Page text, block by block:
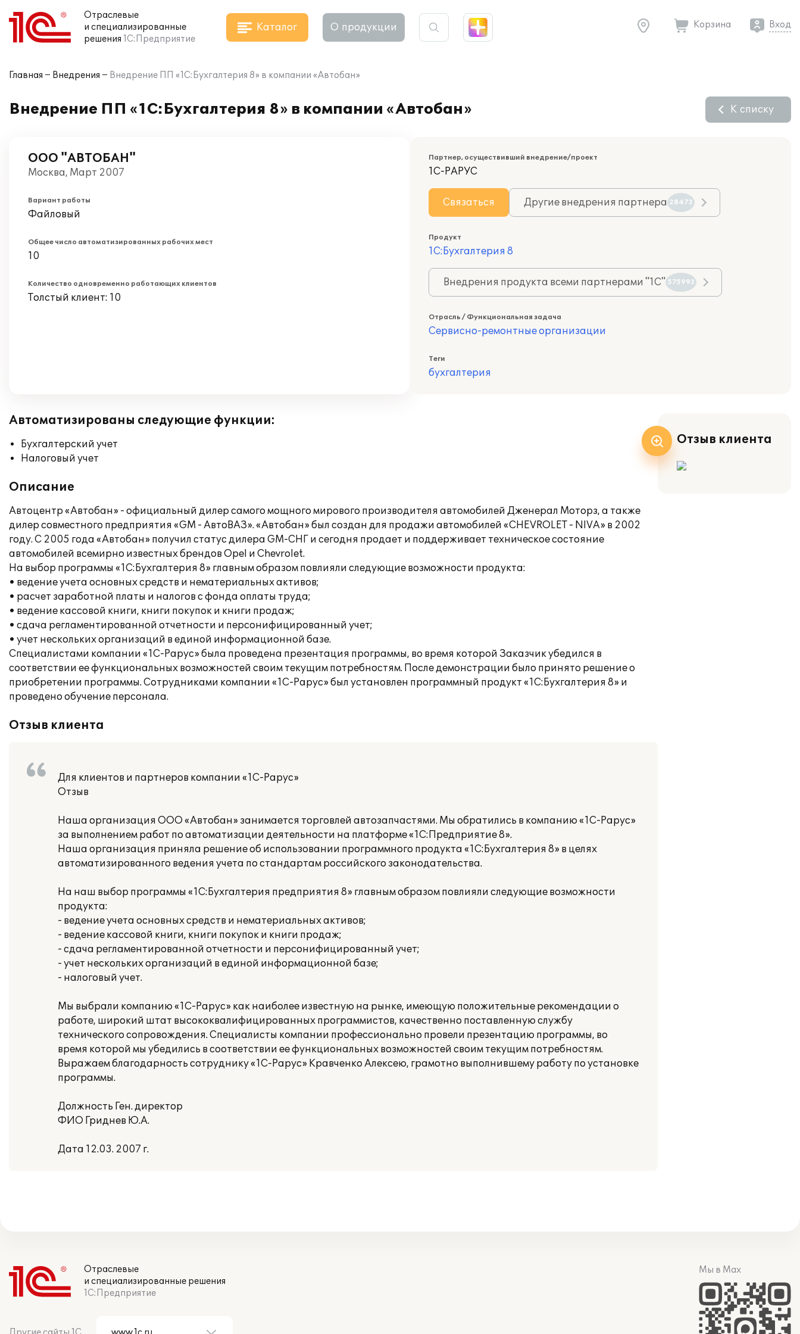
Отраслевые
и специализированные
решения 1С:Предприятие
Каталог О продукции Корзина Вход
Главная Внедрения Внедрение ПП «1С:Бухгалтерия 8» в компании «Автобан»
Внедрение ПП «1С:Бухгалтерия 8» в компании «Автобан» К списку
ООО "АВТОБАН"
Москва, Март 2007
Вариант работы
Файловый
Общее число автоматизированных рабочих мест
10
Количество одновременно работающих клиентов
Толстый клиент: 10
Партнер, осуществивший внедрение/проект
1С-РАРУС
Связаться Другие внедрения партнера 28473
Продукт
1С:Бухгалтерия 8
Внедрения продукта всеми партнерами "1С" 575993
Отрасль / Функциональная задача
Сервисно-ремонтные организации
Теги
бухгалтерия
Автоматизированы следующие функции:
Бухгалтерский учет
Налоговый учет
Описание
Автоцентр «Автобан» - официальный дилер самого мощного мирового производителя автомобилей Дженерал Моторз, а также
дилер совместного предприятия «GM - АвтоВАЗ». «Автобан» был создан для продажи автомобилей «CHEVROLET - NIVA» в 2002
году. С 2005 года «Автобан» получил статус дилера GM-СНГ и сегодня продает и поддерживает техническое состояние
автомобилей всемирно известных брендов Opel и Chevrolet.
На выбор программы «1С:Бухгалтерия 8» главным образом повлияли следующие возможности продукта:
• ведение учета основных средств и нематериальных активов;
• расчет заработной платы и налогов с фонда оплаты труда;
• ведение кассовой книги, книги покупок и книги продаж;
• сдача регламентированной отчетности и персонифицированный учет;
• учет нескольких организаций в единой информационной базе.
Специалистами компании «1С-Рарус» была проведена презентация программы, во время которой Заказчик убедился в
соответствии ее функциональных возможностей своим текущим потребностям. После демонстрации было принято решение о
приобретении программы. Сотрудниками компании «1С-Рарус» был установлен программный продукт «1С:Бухгалтерия 8» и
проведено обучение персонала.
Отзыв клиента
Для клиентов и партнеров компании «1С-Рарус»
Отзыв
Наша организация ООО «Автобан» занимается торговлей автозапчастями. Мы обратились в компанию «1С-Рарус»
за выполнением работ по автоматизации деятельности на платформе «1С:Предприятие 8».
Наша организация приняла решение об использовании программного продукта «1С:Бухгалтерия 8» в целях
автоматизированного ведения учета по стандартам российского законодательства.
На наш выбор программы «1С:Бухгалтерия предприятия 8» главным образом повлияли следующие возможности
продукта:
- ведение учета основных средств и нематериальных активов;
- ведение кассовой книги, книги покупок и книги продаж;
- сдача регламентированной отчетности и персонифицированный учет;
- учет нескольких организаций в единой информационной базе;
- налоговый учет.
Мы выбрали компанию «1С-Рарус» как наиболее известную на рынке, имеющую положительные рекомендации о
работе, широкий штат высококвалифицированных программистов, качественно поставленную службу
технического сопровождения. Специалисты компании профессионально провели презентацию программы, во
время которой мы убедились в соответствии ее функциональных возможностей своим текущим потребностям.
Выражаем благодарность сотруднику «1С-Рарус» Кравченко Алексею, грамотно выполнившему работу по установке
программы.
Должность Ген. директор
ФИО Гриднев Ю.А.
Дата 12.03. 2007 г.
Отзыв клиента
Отраслевые
и специализированные решения
1С:Предприятие
Мы в Max